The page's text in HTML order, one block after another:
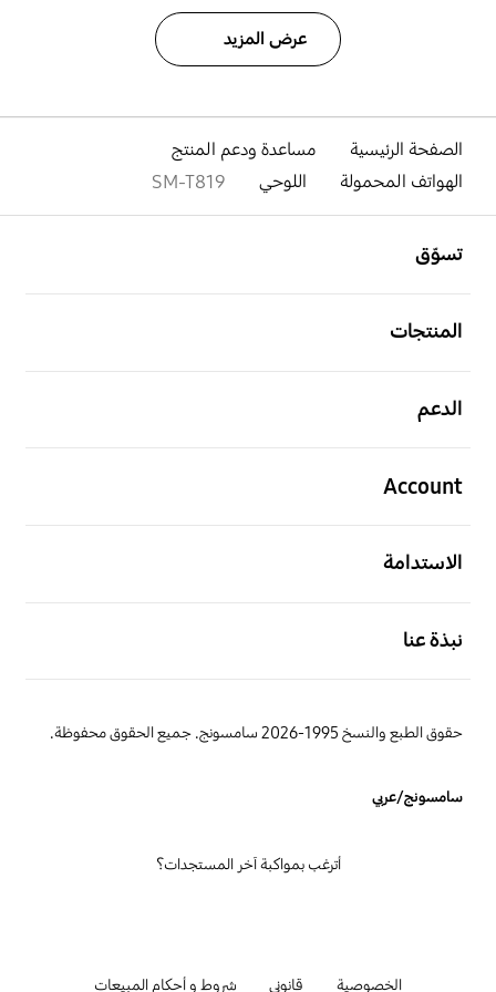
عرض المزيد
الصفحة الرئيسية
مساعدة ودعم المنتج
الهواتف المحمولة
اللوحي SM-T819
تسوّق
المنتجات
الدعم
Account
الاستدامة
نبذة عنا
حقوق الطبع والنسخ 1995-2026 سامسونج. جميع الحقوق محفوظة.
سامسونج/عربي
الخصوصية قانوني شروط و أحكام المبيعات
أترغب بمواكبة آخر المستجدات؟